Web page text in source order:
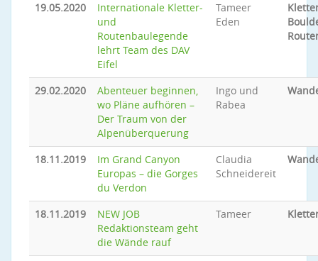
19.05.2020
Internationale Kletter-
und
Routenbaulegende
lehrt Team des DAV
Eifel
Tameer
Eden
29.02.2020
Abenteuer beginnen,
wo Pläne aufhören –
Der Traum von der
Alpenüberquerung
Ingo und
Rabea
18.11.2019
Im Grand Canyon
Europas – die Gorges
du Verdon
Claudia
Schneidereit
18.11.2019
NEW JOB
Redaktionsteam geht
die Wände rauf
Tameer